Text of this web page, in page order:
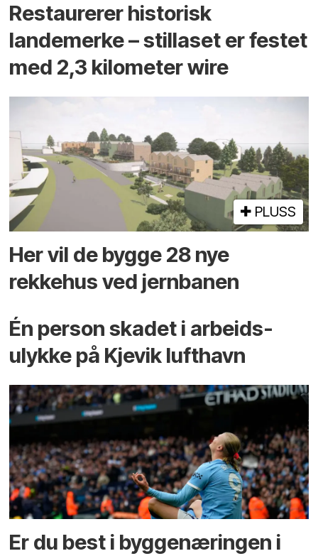
Restaurerer historisk
landemerke – stillaset er festet
med 2,3 kilometer wire
PLUSS
Her vil de bygge 28 nye
rekkehus ved jernbanen
Én person skadet i arbeids­
ulykke på Kjevik lufthavn
Er du best i bygge­næringen i